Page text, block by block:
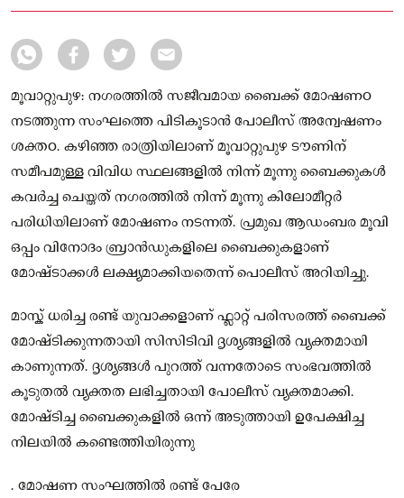
പോലീസ് പറഞ്ഞു.
മൂവാറ്റുപുഴ: നഗരത്തിൽ സജീവമായ ബൈക്ക് മോഷണo
നടത്തുന്ന സംഘത്തെ പിടികൂടാൻ പോലീസ് അന്വേഷണം
ശക്തo. കഴിഞ്ഞ രാത്രിയിലാണ് മൂവാറ്റുപുഴ ടൗണിന്
സമീപമുള്ള വിവിധ സ്ഥലങ്ങളിൽ നിന്ന് മൂന്നു ബൈക്കുകൾ
കവർച്ച ചെയ്തത് നഗരത്തിൽ നിന്ന് മൂന്നു കിലോമീറ്റർ
പരിധിയിലാണ് മോഷണം നടന്നത്. പ്രമുഖ ആഡംബര മൂവി
ഒപ്പം വിനോദം ബ്രാൻഡുകളിലെ ബൈക്കുകളാണ്
മോഷ്ടാക്കൾ ലക്ഷ്യമാക്കിയതെന്ന് പൊലീസ് അറിയിച്ചു.
മാസ്ക് ധരിച്ച രണ്ട് യുവാക്കളാണ് ഫ്ലാറ്റ് പരിസരത്ത് ബൈക്ക്
മോഷ്ടിക്കുന്നതായി സിസിടിവി ദൃശ്യങ്ങളിൽ വ്യക്തമായി
കാണുന്നത്. ദൃശ്യങ്ങൾ പുറത്ത് വന്നതോടെ സംഭവത്തിൽ
കൂടുതൽ വ്യക്തത ലഭിച്ചതായി പോലീസ് വ്യക്തമാക്കി.
മോഷ്ടിച്ച ബൈക്കുകളിൽ ഒന്ന് അടുത്തായി ഉപേക്ഷിച്ച
നിലയിൽ കണ്ടെത്തിയിരുന്നു
. മോഷണ സംഘത്തിൽ രണ്ട് പേരേ